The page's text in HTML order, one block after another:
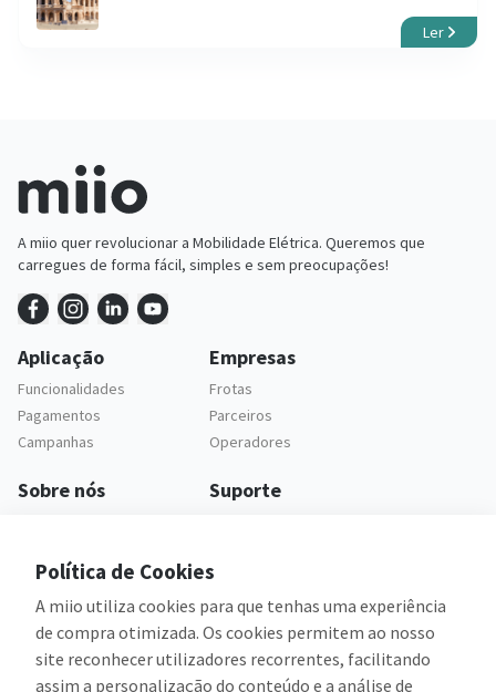
Ler
A miio quer revolucionar a Mobilidade Elétrica. Queremos que
carregues de forma fácil, simples e sem preocupações!
Aplicação
Funcionalidades
Pagamentos
Campanhas
Empresas
Frotas
Parceiros
Operadores
Sobre nós Suporte
Legal
Política de privacidade
Termos e condições
Política de Cookies
A miio utiliza cookies para que tenhas uma experiência
de compra otimizada. Os cookies permitem ao nosso
site reconhecer utilizadores recorrentes, facilitando
assim a personalização do conteúdo e a análise de